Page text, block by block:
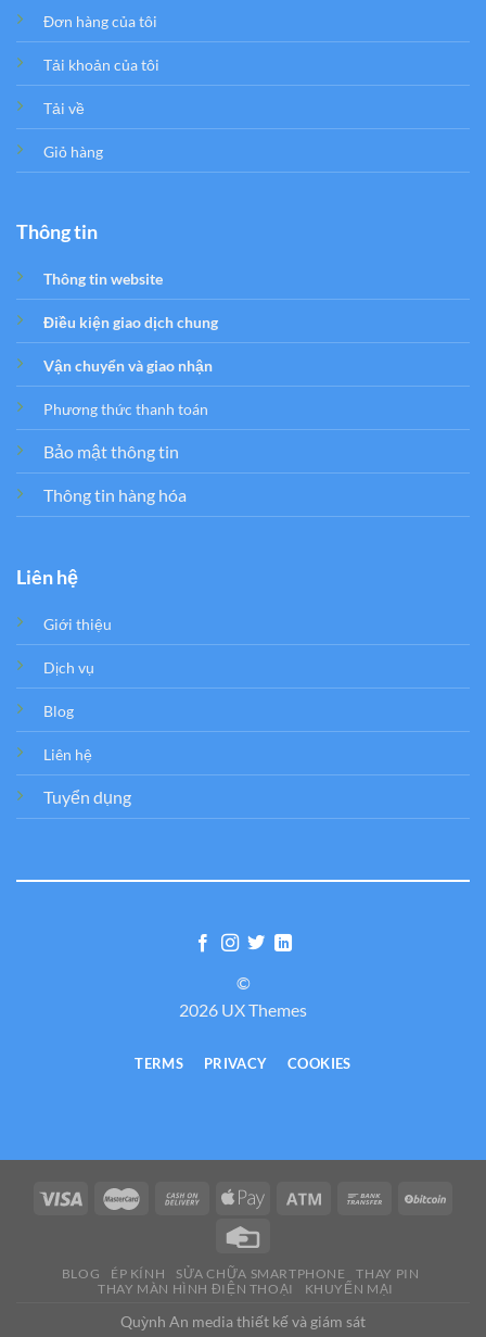
Đơn hàng của tôi
Tải khoản của tôi
Tải về
Giỏ hàng
Thông tin
Thông tin website
Điều kiện giao dịch chung
Vận chuyển và giao nhận
Phương thức thanh toán
Bảo mật thông tin
Thông tin hàng hóa
Liên hệ
Giới thiệu
Dịch vụ
Blog
Liên hệ
Tuyển dụng
©
2026 UX Themes
TERMS PRIVACY COOKIES
BLOG ÉP KÍNH SỬA CHỮA SMARTPHONE
THAY PIN
THAY MÀN HÌNH ĐIỆN THOẠI
KHUYẾN MẠI
Quỳnh An media thiết kế và giám sát